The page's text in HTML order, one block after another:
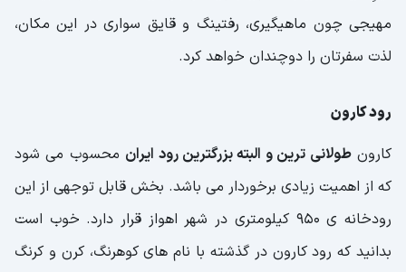
مهیجی چون ماهیگیری، رفتینگ و قایق سواری در این مکان،
لذت سفرتان را دوچندان خواهد کرد.
رود کارون
کارونطولانی ترین و البته بزرگترین رود ایران محسوب می شود
که از اهمیت زیادی برخوردار می باشد. بخش قابل توجهی از این
رودخانه ی 950 کیلومتری در شهر اهواز قرار دارد. خوب است
بدانید که رود کارون در گذشته با نام های کوهرنگ، کرن و کرنگ